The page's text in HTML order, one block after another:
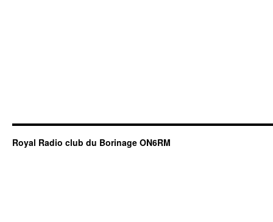
Royal Radio club du Borinage ON6RM